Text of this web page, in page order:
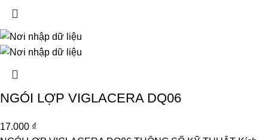
NGÓI LỢP VIGLACERA DQ06
17.000 ₫